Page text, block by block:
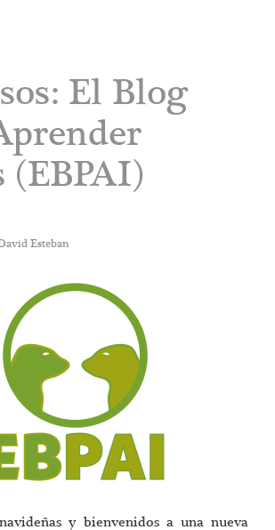
El Blog
Esteban
y bienvenidos a una nueva